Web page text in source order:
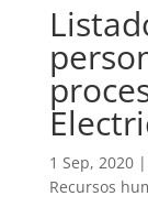
1 Sep, 2020|
Recursos